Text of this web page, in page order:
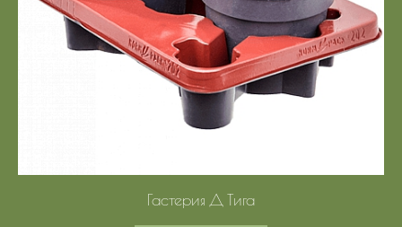
Гастерия Д Тига